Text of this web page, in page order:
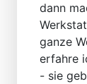
dann
ganze
erfahre
- sie